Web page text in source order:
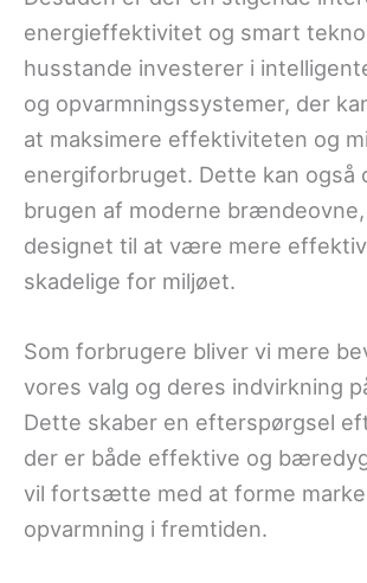
energieffektivitet og smart
husstande investerer i
og opvarmningssystemer, der
at maksimere effektiviteten og
energiforbruget. Dette kan også
brugen af moderne
designet til at være mere
skadelige for miljøet.
Som forbrugere bliver vi mere
vores valg og deres indvirkning
Dette skaber en efterspørgsel
der er både effektive og
vil fortsætte med at forme
opvarmning i fremtiden.